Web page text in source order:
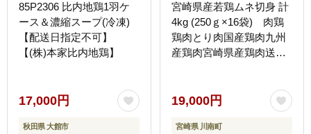
85P2306 比内地鶏1羽ケ
ース＆濃縮スープ(冷凍)
【配送日指定不可】
【(株)本家比内地鶏】
17,000円
秋田県 大館市
宮崎県産若鶏ムネ切身 計
4kg (250ｇ×16袋) 肉鶏
鶏肉とり肉国産鶏肉九州
産鶏肉宮崎県産鶏肉送料
19,000円
宮崎県 川南町